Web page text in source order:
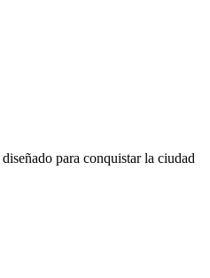
diseñado para conquistar la ciudad